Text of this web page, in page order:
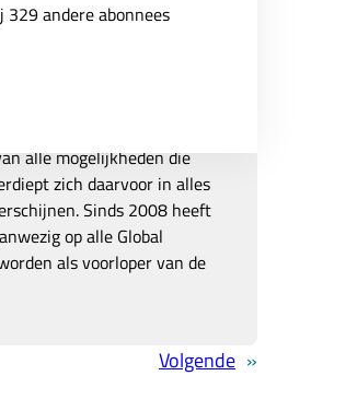
alle mogelijkheden die
zich daarvoor in alles
Sinds 2008 heeft
op alle Global
als voorloper van de
Volgende »
329 andere abonnees